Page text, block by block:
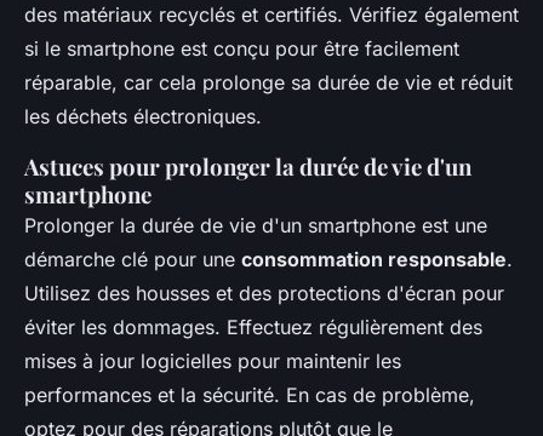
des matériaux recyclés et certifiés. Vérifiez également
si le smartphone est conçu pour être facilement
réparable, car cela prolonge sa durée de vie et réduit
les déchets électroniques.
Astuces pour prolonger la durée de vie d'un
smartphone
Prolonger la durée de vie d'un smartphone est une
démarche clé pour une consommation responsable.
Utilisez des housses et des protections d'écran pour
éviter les dommages. Effectuez régulièrement des
mises à jour logicielles pour maintenir les
performances et la sécurité. En cas de problème,
optez pour des réparations plutôt que le